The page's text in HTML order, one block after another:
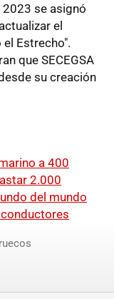
2023 se asignó
el
Estrecho".
que SECEGSA
su creación
a 400
2.000
del mundo